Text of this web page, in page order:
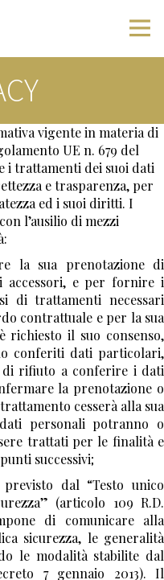
vigente in materia di
UE n. 679 del
i trattamenti dei suoi dati
e trasparenza, per
ed i suoi diritti. I
l’ausilio di mezzi
la sua prenotazione di
accessori, e per fornire i
di trattamenti necessari
contrattuale e per la sua
richiesto il suo consenso,
conferiti dati particolari,
di rifiuto a conferire i dati
la prenotazione o
cesserà alla sua
personali potranno o
trattati per le finalità e
successivi;
dal “Testo unico
(articolo 109 R.D.
di comunicare alla
sicurezza, le generalità
le modalità stabilite dal
7 gennaio 2013). Il
10 della Legge
delle persone e
modulo i dati
direttamente o
per ottemperare
da un regolamento
ed in particolare per
gli obblighi
finalità ulteriori
e di mercato;
ed informativo; c.
o di
commerciali;
interattive.
essere eseguiti
e/o telematici
la conoscenza dei
o comunque
della nostra
avverrà con
sicurezza e la
dei suoi dati
Alamanno Morelli, 1
Suoi dati, Lei potrà